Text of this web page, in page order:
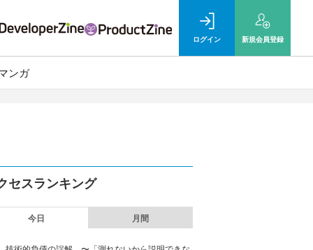
ログイン 新規会員登録
ンガ
セスランキング
今日 月間